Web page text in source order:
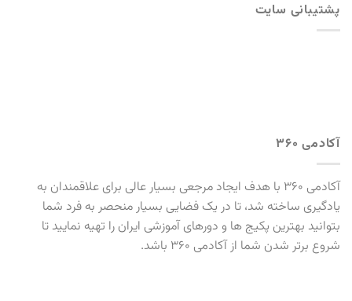
پشتیبانی سایت
آکادمی 360
آکادمی 360 با هدف ایجاد مرجعی بسیار عالی برای علاقمندان به
یادگیری ساخته شد، تا در یک فضایی بسیار منحصر به فرد شما
بتوانید بهترین پکیج ها و دورهای آموزشی ایران را تهیه نمایید تا
شروع برتر شدن شما از آکادمی 360 باشد.